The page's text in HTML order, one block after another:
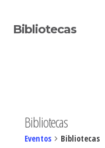
Bibliotecas
Bibliotecas
Eventos Bibliotecas
Sidebar